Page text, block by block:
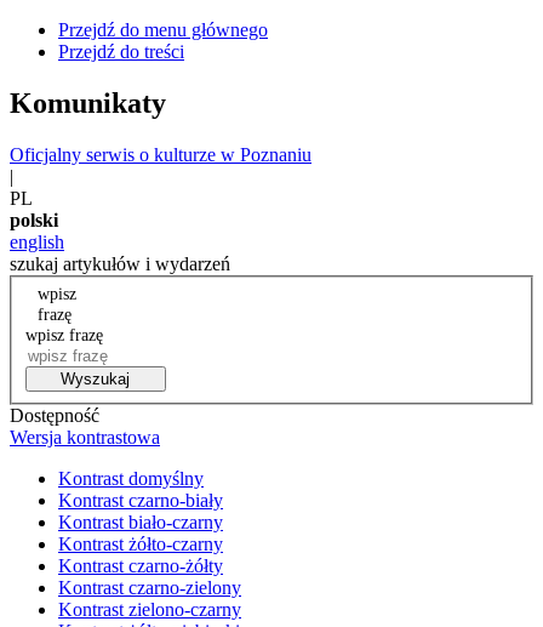
Przejdź do menu głównego
Przejdź do treści
Komunikaty
Oficjalny serwis o kulturze w Poznaniu
|
PL
polski
english
szukaj artykułów i wydarzeń
wpisz
frazę
wpisz frazę
Wyszukaj
Dostępność
Wersja kontrastowa
Kontrast domyślny
Kontrast czarno-biały
Kontrast biało-czarny
Kontrast żółto-czarny
Kontrast czarno-żółty
Kontrast czarno-zielony
Kontrast zielono-czarny